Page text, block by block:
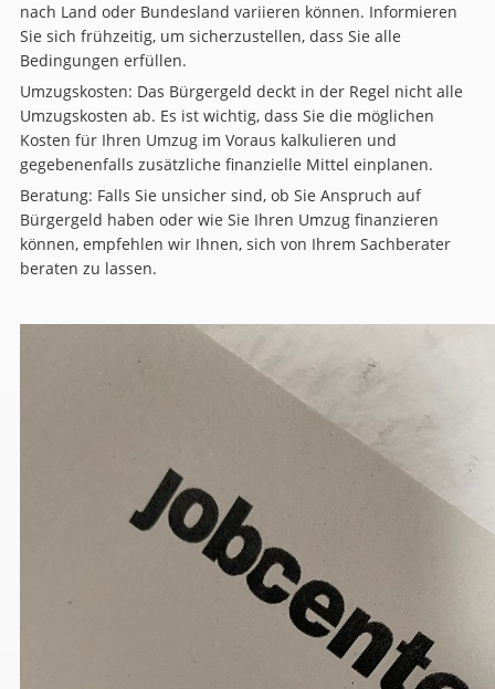
nach Land oder Bundesland variieren können. Informieren
Sie sich frühzeitig, um sicherzustellen, dass Sie alle
Bedingungen erfüllen.
Umzugskosten: Das Bürgergeld deckt in der Regel nicht alle
Umzugskosten ab. Es ist wichtig, dass Sie die möglichen
Kosten für Ihren Umzug im Voraus kalkulieren und
gegebenenfalls zusätzliche finanzielle Mittel einplanen.
Beratung: Falls Sie unsicher sind, ob Sie Anspruch auf
Bürgergeld haben oder wie Sie Ihren Umzug finanzieren
können, empfehlen wir Ihnen, sich von Ihrem Sachberater
beraten zu lassen.